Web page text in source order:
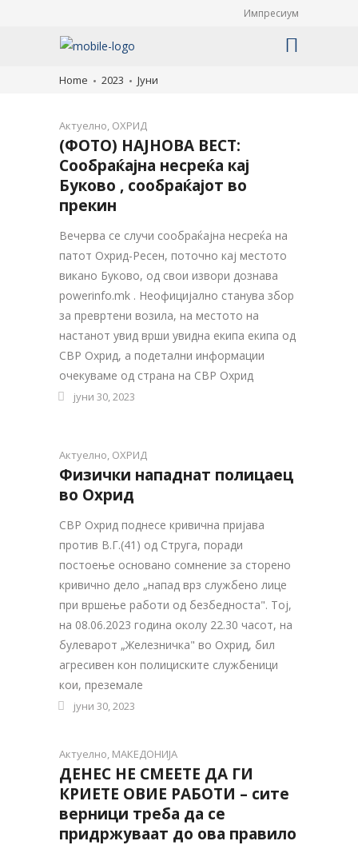
Импресиум
Home 2023 Јуни
Актуелно, ОХРИД
(ФОТО) НАЈНОВА ВЕСТ:
Сообраќајна несреќа кај
Буково , сообраќајот во
прекин
Вечерва се случи сообраќајна несреќа на
патот Охрид-Ресен, поточно кај местото
викано Буково, од свои извори дознава
powerinfo.mk . Неофицијално станува збор
за превртени возила, на местото на
настанот увид врши увидна екипа екипа од
СВР Охрид, а подетални информации
очекуваме од страна на СВР Охрид
јуни 30, 2023
Актуелно, ОХРИД
Физички нападнат полицаец
во Охрид
СВР Охрид поднесе кривична пријава
против В.Г.(41) од Струга, поради
постоење основано сомнение за сторено
кривично дело „напад врз службено лице
при вршење работи од безбедноста". Тој,
на 08.06.2023 година околу 22.30 часот, на
булеварот „Железничка" во Охрид, бил
агресивен кон полициските службеници
кои, преземале
јуни 30, 2023
Актуелно, МАКЕДОНИЈА
ДЕНЕС НЕ СМЕЕТЕ ДА ГИ
КРИЕТЕ ОВИЕ РАБОТИ – сите
верници треба да се
придржуваат до ова правило